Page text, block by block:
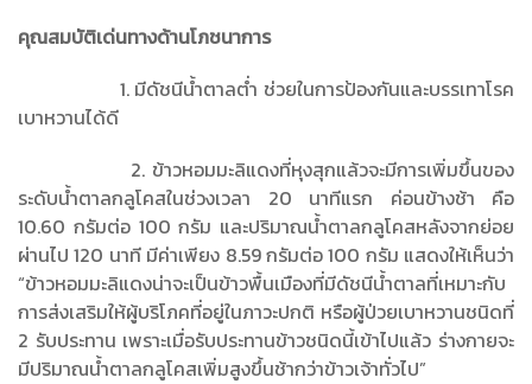
คุณสมบัติเด่นทางด้านโภชนาการ
1. มีดัชนีน้ำตาลต่ำ ช่วยในการป้องกันและบรรเทาโรค
เบาหวานได้ดี
2. ข้าวหอมมะลิแดงที่หุงสุกแล้วจะมีการเพิ่มขึ้นของ
ระดับน้ำตาลกลูโคสในช่วงเวลา 20 นาทีแรก ค่อนข้างช้า คือ
10.60 กรัมต่อ 100 กรัม และปริมาณน้ำตาลกลูโคสหลังจากย่อย
ผ่านไป 120 นาที มีค่าเพียง 8.59 กรัมต่อ 100 กรัม แสดงให้เห็นว่า
“ข้าวหอมมะลิแดงน่าจะเป็นข้าวพื้นเมืองที่มีดัชนีน้ำตาลที่เหมาะกับ
การส่งเสริมให้ผู้บริโภคที่อยู่ในภาวะปกติ หรือผู้ป่วยเบาหวานชนิดที่
2 รับประทาน เพราะเมื่อรับประทานข้าวชนิดนี้เข้าไปแล้ว ร่างกายจะ
มีปริมาณน้ำตาลกลูโคสเพิ่มสูงขึ้นช้ากว่าข้าวเจ้าทั่วไป”